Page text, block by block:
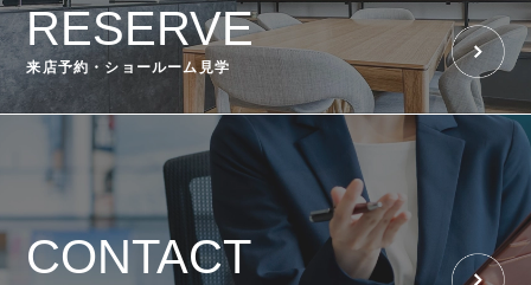
RESERVE
来店予約・ショールーム見学
CONTACT